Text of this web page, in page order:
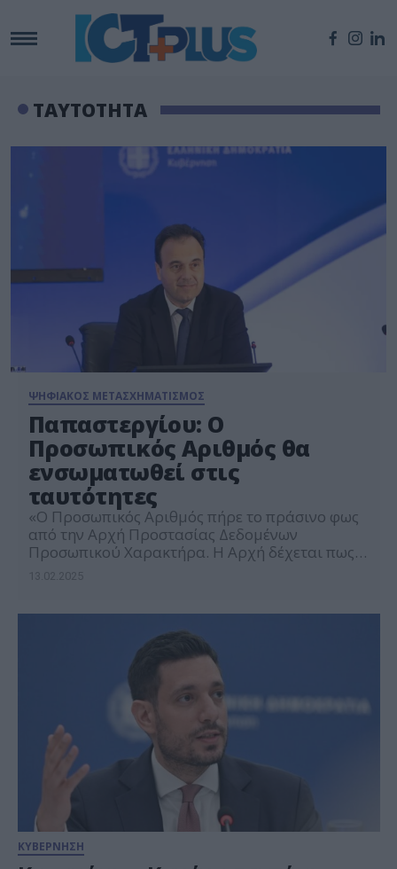
ΤΑΥΤΟΤΗΤΑ
ΨΗΦΙΑΚΟΣ ΜΕΤΑΣΧΗΜΑΤΙΣΜΟΣ
Παπαστεργίου: Ο
Προσωπικός Αριθμός θα
ενσωματωθεί στις
ταυτότητες
«Ο Προσωπικός Αριθμός πήρε το πράσινο φως
από την Αρχή Προστασίας Δεδομένων
Προσωπικού Χαρακτήρα. Η Αρχή δέχεται πως
μας». Αυτό ανέφερε ο υπουργός Ψηφιακής
Διακυβέρνησης, Δημήτρης Παπαστεργίου, στη
ΚΥΒΕΡΝΗΣΗ